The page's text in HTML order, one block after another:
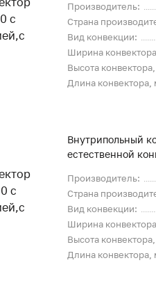
Производитель:
Страна
Вид конвекции:
Ширина
Высота
Длина конвектора,
Внутрипольный
естественной
Производитель:
Страна
Вид конвекции:
Ширина
Высота
Длина конвектора,